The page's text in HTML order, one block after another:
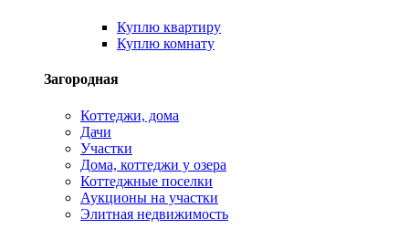
Куплю квартиру
Куплю комнату
Загородная
Коттеджи, дома
Дачи
Участки
Дома, коттеджи у озера
Коттеджные поселки
Аукционы на участки
Элитная недвижимость